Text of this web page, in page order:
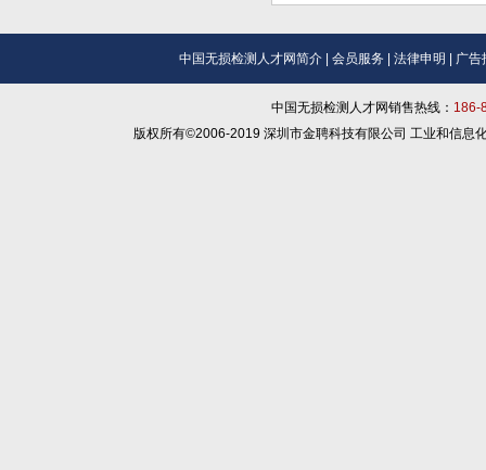
中国无损检测人才网简介 |会员服务 |法律申明 广告
中国无损检测人才网销售热线： 186-
版权所有©2006-2019 深圳市金聘科技有限公司 工业和信息